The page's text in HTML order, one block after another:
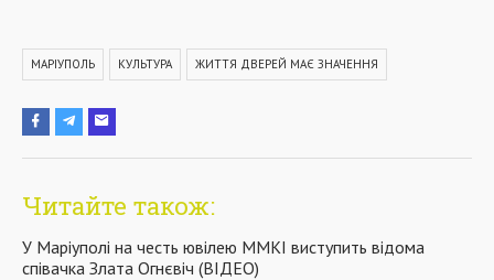
МАРІУПОЛЬ КУЛЬТУРА ЖИТТЯ ДВЕРЕЙ МАЄ ЗНАЧЕННЯ
Читайте також:
У Маріуполі на честь ювілею ММКІ виступить відома
співачка Злата Огнєвіч (ВІДЕО)